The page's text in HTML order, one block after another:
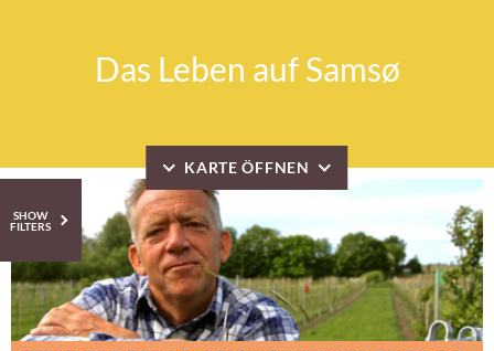
Das Leben auf Samsø
KARTE ÖFFNEN
SHOW
FILTERS